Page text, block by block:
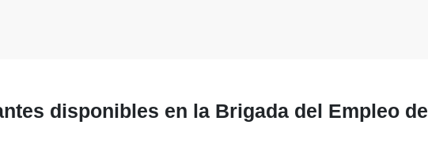
disponibles en la Brigada del Empleo de